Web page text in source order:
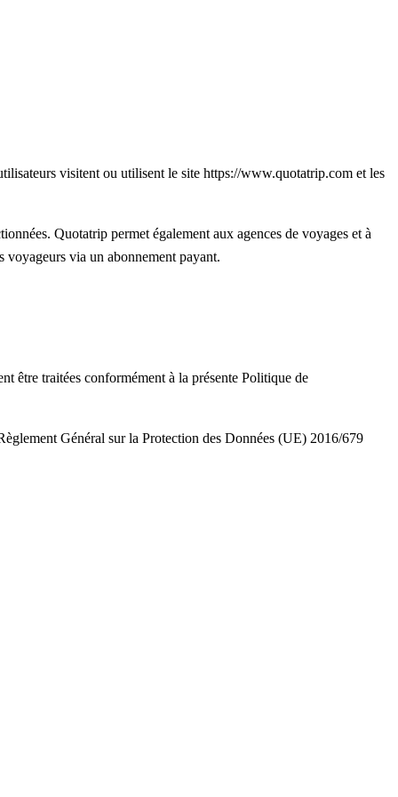
visitent ou utilisent le site https://www.quotatrip.com et les
Quotatrip permet également aux agences de voyages et à
voyageurs via un abonnement payant.
être traitées conformément à la présente Politique de
Général sur la Protection des Données (UE) 2016/679